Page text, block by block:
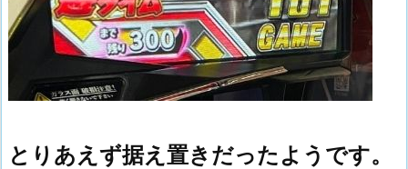
とりあえず据え置きだったようです。